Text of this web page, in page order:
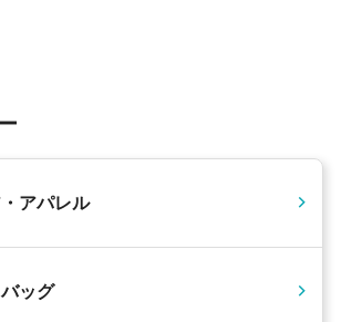
アパレル
バッグ